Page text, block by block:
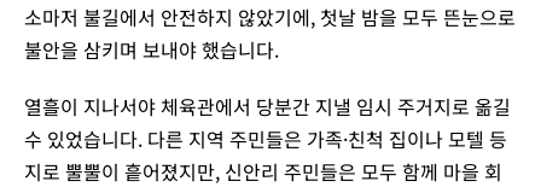
소마저 불길에서 안전하지 않았기에, 첫날 밤을 모두 뜬눈으로
불안을 삼키며 보내야 했습니다.
열흘이 지나서야 체육관에서 당분간 지낼 임시 주거지로 옮길
수 있었습니다. 다른 지역 주민들은 가족·친척 집이나 모텔 등
지로 뿔뿔이 흩어졌지만, 신안리 주민들은 모두 함께 마을 회